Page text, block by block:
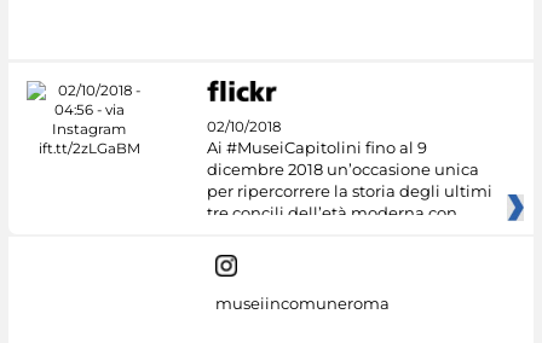
02/10/2018
Ai #MuseiCapitolini fino al 9
dicembre 2018 un’occasione unica
per ripercorrere la storia degli ultimi
tre concili dell’età moderna con
museiincomuneroma